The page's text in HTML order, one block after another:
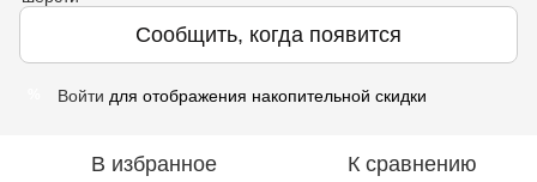
Сообщить, когда появится
Войти для отображения накопительной скидки
В избранное К сравнению